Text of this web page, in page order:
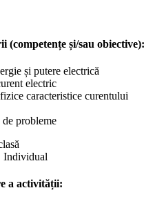
(competențe și/sau obiective):
și putere electrică
electric
caracteristice curentului
probleme
Individual
a activității: